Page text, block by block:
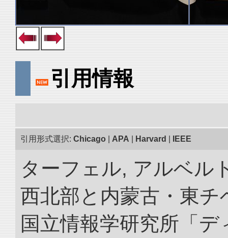
引用情報
引用形式選択: Chicago APA Harvard IEEE
ターフェル, アルベル
西北部と内蒙古・東チ
国立情報学研究所「